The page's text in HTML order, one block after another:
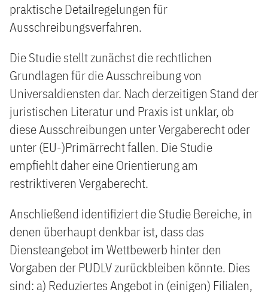
praktische Detailregelungen für
Ausschreibungsverfahren.
Die Studie stellt zunächst die rechtlichen
Grundlagen für die Ausschreibung von
Universaldiensten dar. Nach derzeitigen Stand der
juristischen Literatur und Praxis ist unklar, ob
diese Ausschreibungen unter Vergaberecht oder
unter (EU-)Primärrecht fallen. Die Studie
empfiehlt daher eine Orientierung am
restriktiveren Vergaberecht.
Anschließend identifiziert die Studie Bereiche, in
denen überhaupt denkbar ist, dass das
Diensteangebot im Wettbewerb hinter den
Vorgaben der PUDLV zurückbleiben könnte. Dies
sind: a) Reduziertes Angebot in (einigen) Filialen,